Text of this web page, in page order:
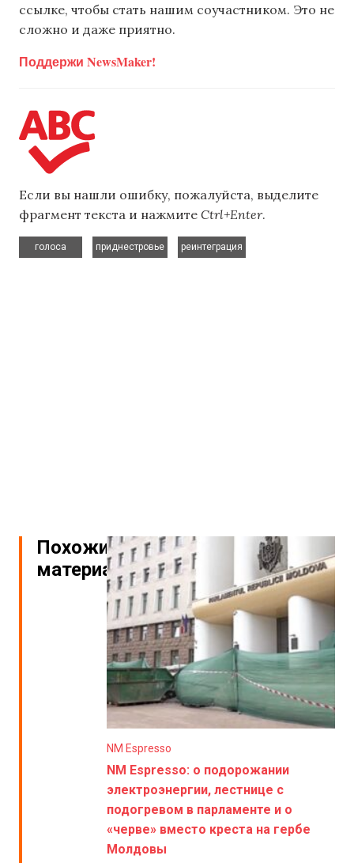
ссылке, чтобы стать нашим соучастником. Это не
сложно и даже приятно.
Поддержи NewsMaker!
Если вы нашли ошибку, пожалуйста, выделите
фрагмент текста и нажмите Ctrl+Enter.
голоса
приднестровье
реинтеграция
Похожие
материалы
NM Espresso
NM Espresso: о подорожании
электроэнергии, лестнице с
подогревом в парламенте и о
«черве» вместо креста на гербе
Молдовы